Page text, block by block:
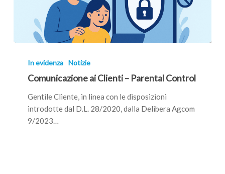
Clienti
Parental
Control
In evidenza Notizie
Comunicazione ai Clienti – Parental Control
Gentile Cliente, in linea con le disposizioni
introdotte dal D.L. 28/2020, dalla Delibera Agcom
9/2023…